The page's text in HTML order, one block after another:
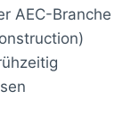
AEC-Branche